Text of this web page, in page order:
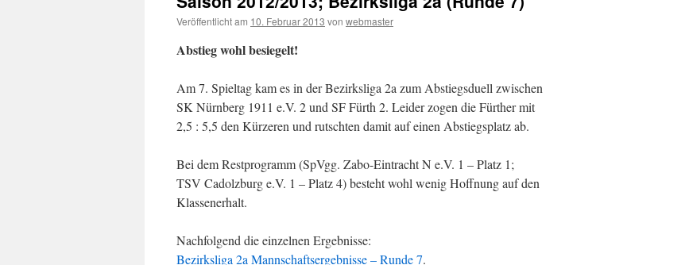
Veröffentlicht am 10. Februar 2013 von webmaster
Abstieg wohl besiegelt!
Am 7. Spieltag kam es in der Bezirksliga 2a zum Abstiegsduell zwischen
SK Nürnberg 1911 e.V. 2 und SF Fürth 2. Leider zogen die Fürther mit
2,5 : 5,5 den Kürzeren und rutschten damit auf einen Abstiegsplatz ab.
Bei dem Restprogramm (SpVgg. Zabo-Eintracht N e.V. 1 – Platz 1;
TSV Cadolzburg e.V. 1 – Platz 4) besteht wohl wenig Hoffnung auf den
Klassenerhalt.
Nachfolgend die einzelnen Ergebnisse:
Bezirksliga 2a Mannschaftsergebnisse – Runde 7.